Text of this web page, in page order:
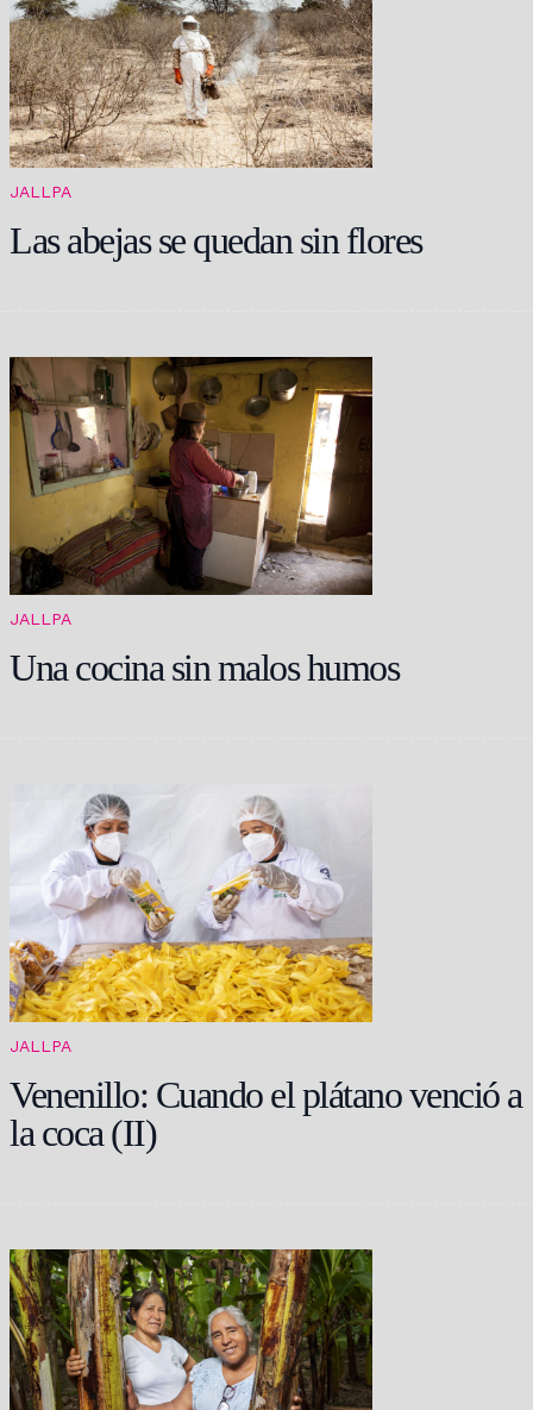
JALLPA
Las abejas se quedan sin flores
JALLPA
Una cocina sin malos humos
JALLPA
Venenillo: Cuando el plátano venció a
la coca (II)